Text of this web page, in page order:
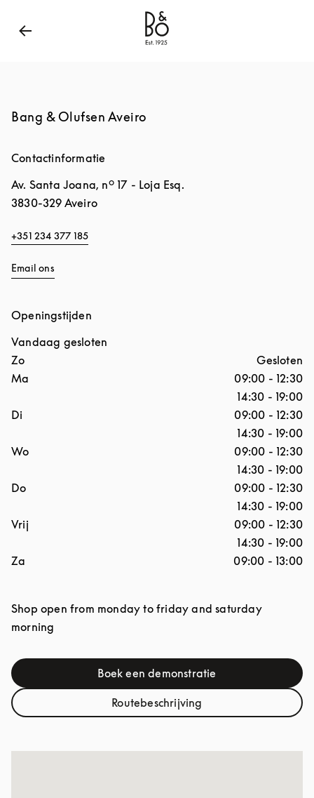
Bang & Olufsen - Exist to Create
Bang & Olufsen Aveiro
Contactinformatie
Av. Santa Joana, nº 17 - Loja Esq.
3830-329 Aveiro
+351 234 377 185
Email ons
Openingstijden
Vandaag gesloten
Dag van de week
Zo
Gesloten
Ma
09:00 - 12:30
14:30 - 19:00
Di
09:00 - 12:30
14:30 - 19:00
Wo
09:00 - 12:30
14:30 - 19:00
Do
09:00 - 12:30
14:30 - 19:00
Vrij
09:00 - 12:30
14:30 - 19:00
Za
09:00 - 13:00
Shop open from monday to friday and saturday
morning
Boek een demonstratie
Link Opens in New Tab
RoutebeschrijvingLink Opens in New Tab